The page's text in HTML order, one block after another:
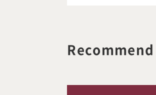
Recommend